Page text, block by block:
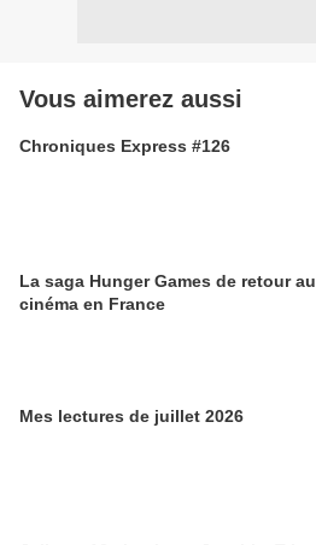
Vous aimerez aussi
Chroniques Express #126
La saga Hunger Games de retour au
cinéma en France
Mes lectures de juillet 2026